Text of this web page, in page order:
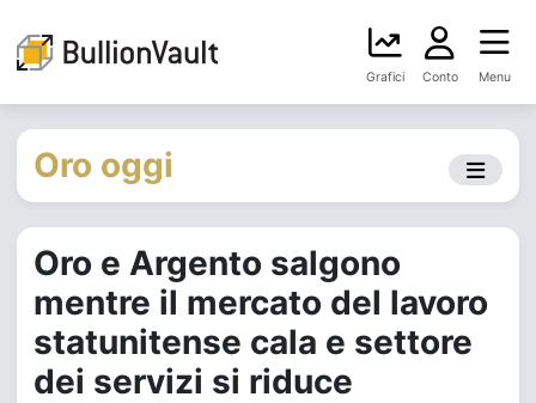
Grafici Conto Menu
Oro oggi
Oro e Argento salgono
mentre il mercato del lavoro
statunitense cala e settore
dei servizi si riduce